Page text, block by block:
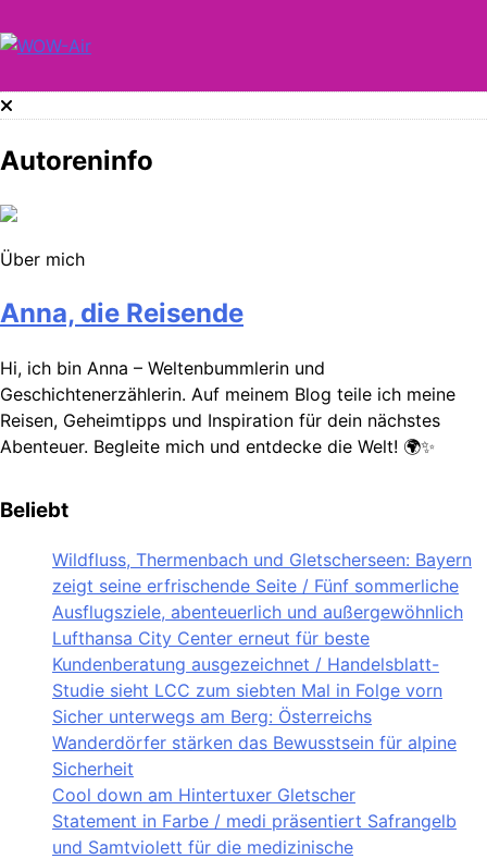
to
WOW-Air
Autoreninfo
Über mich
Anna, die Reisende
Hi, ich bin Anna – Weltenbummlerin und
Geschichtenerzählerin. Auf meinem Blog teile ich meine
Reisen, Geheimtipps und Inspiration für dein nächstes
Abenteuer. Begleite mich und entdecke die Welt! 🌍✨
Beliebt
Wildfluss, Thermenbach und Gletscherseen: Bayern
zeigt seine erfrischende Seite / Fünf sommerliche
Ausflugsziele, abenteuerlich und außergewöhnlich
Lufthansa City Center erneut für beste
Kundenberatung ausgezeichnet / Handelsblatt-
Studie sieht LCC zum siebten Mal in Folge vorn
Sicher unterwegs am Berg: Österreichs
Wanderdörfer stärken das Bewusstsein für alpine
Sicherheit
Cool down am Hintertuxer Gletscher
Statement in Farbe / medi präsentiert Safrangelb
und Samtviolett für die medizinische